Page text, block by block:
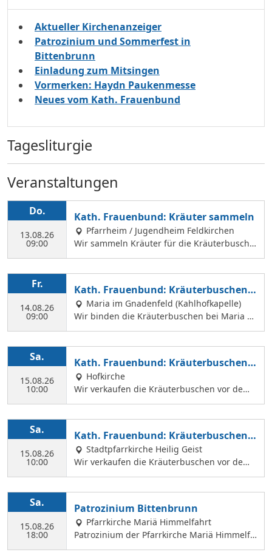
Aktueller Kirchenanzeiger
Patrozinium und Sommerfest in
Bittenbrunn
Einladung zum Mitsingen
Vormerken: Haydn Paukenmesse
Neues vom Kath. Frauenbund
Tagesliturgie
Veranstaltungen
Do.
13.08.26
09:00
Kath. Frauenbund: Kräuter sammeln
Pfarrheim / Jugendheim Feldkirchen
Wir sammeln Kräuter für die Kräuterbusche
n, die wir am 14. August binden und an Mar
Margit Ettig am Jugendheim Feldkirchen.
Fr.
14.08.26
09:00
Kath. Frauenbund: Kräuterbuschen b
inden
Maria im Gnadenfeld (Kahlhofkapelle)
Wir binden die Kräuterbuschen bei Maria a
m Kahlhof. Wir brauchen viele Helferinnen z
der Hl. Geist Kirche Kräuterbuschen verkauf
en können.
Sa.
15.08.26
10:00
Kath. Frauenbund: Kräuterbuschen V
erkauf
Hofkirche
Wir verkaufen die Kräuterbuschen vor dem
Festgottesdienst in der Hofkirche.
Sa.
15.08.26
10:00
Kath. Frauenbund: Kräuterbuschen V
erkauf
Stadtpfarrkirche Heilig Geist
Wir verkaufen die Kräuterbuschen vor dem
Festgottesdienst in der Hl. Geist Kirche.
Sa.
15.08.26
18:00
Patrozinium Bittenbrunn
Pfarrkirche Mariä Himmelfahrt
Patrozinium der Pfarrkirche Mariä Himmelfa
hrt in Bittenbrunn Um 18:00 Uhr Festgottesd